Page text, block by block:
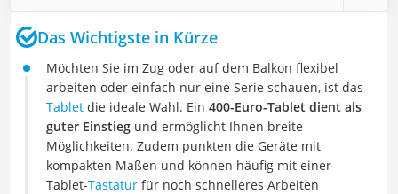
Das Wichtigste in Kürze
Möchten Sie im Zug oder auf dem Balkon flexibel
arbeiten oder einfach nur eine Serie schauen, ist das
Tablet die ideale Wahl. Ein 400-Euro-Tablet dient als
guter Einstieg und ermöglicht Ihnen breite
Möglichkeiten. Zudem punkten die Geräte mit
kompakten Maßen und können häufig mit einer
Tablet-Tastatur für noch schnelleres Arbeiten